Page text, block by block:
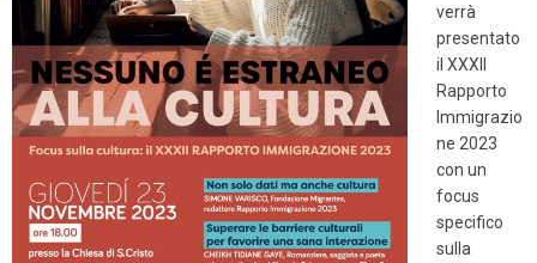
verrà
presentato
il XXXII
Rapporto
Immigrazio
ne 2023
con un
focus
specifico
sulla